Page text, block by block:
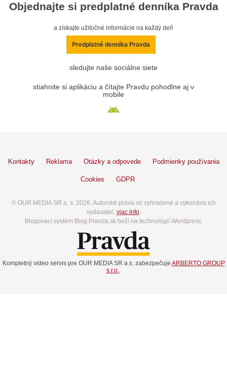
Objednajte si predplatné denníka Pravda
a získajte užitočné informácie na každý deň
Predplatné denníka Pravda
sledujte naše sociálne siete
stiahnite si aplikáciu a čítajte Pravdu pohodlne aj v
mobile
Kontakty Reklama Otázky a odpovede Podmienky používania
Cookies GDPR
© OUR MEDIA SR a. s. 2026. Autorské práva sú vyhradené a vykonáva ich
vydavateľ, viac info.
Blogovací systém Blog.Pravda.sk beží na technológií Wordpress.
Kompletný video servis pre OUR MEDIA SR a.s. zabezpečuje ARBERTO GROUP
s.r.o..